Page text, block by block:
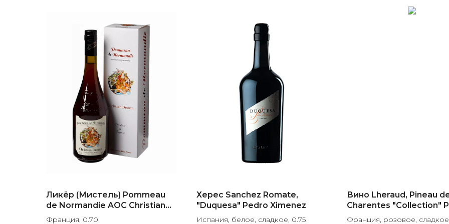
Ликёр (Мистель) Pommeau
de Normandie AOC Christian
Drouin, gift box
Франция, 0.70
Херес Sanchez Romate,
"Duquesa" Pedro Ximenez
Испания, белое, сладкое, 0.75
Вино Lheraud, Pineau
Charentes "Collection"
Rose, gift box
Франция, розовое,